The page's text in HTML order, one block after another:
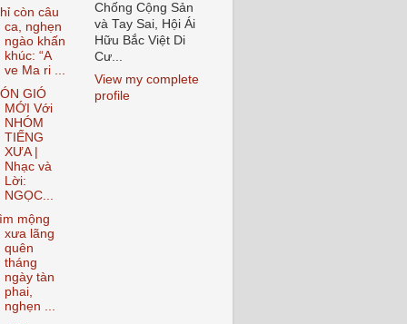
còn câu
ca, nghẹn
ngào khấn
khúc: “A
ve Ma ri ...
GIÓ
MỚI Với
NHÓM
TIẾNG
XƯA |
Nhạc và
Lời:
NGỌC...
mộng
xưa lãng
quên
tháng
ngày tàn
phai,
nghẹn ...
Chống Cộng Sản
và Tay Sai, Hội Ái
Hữu Bắc Việt Di
Cư...
View my complete
profile